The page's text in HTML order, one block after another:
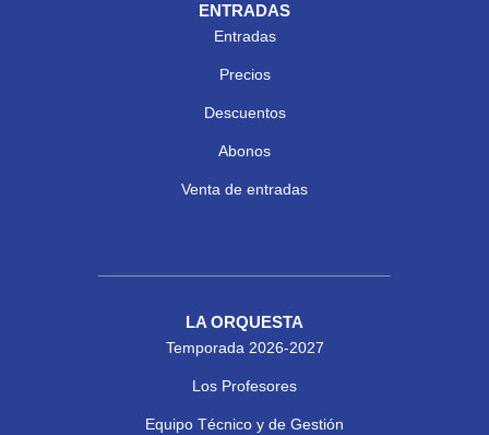
ENTRADAS
Entradas
Precios
Descuentos
Abonos
Venta de entradas
LA ORQUESTA
Temporada 2026-2027
Los Profesores
Equipo Técnico y de Gestión